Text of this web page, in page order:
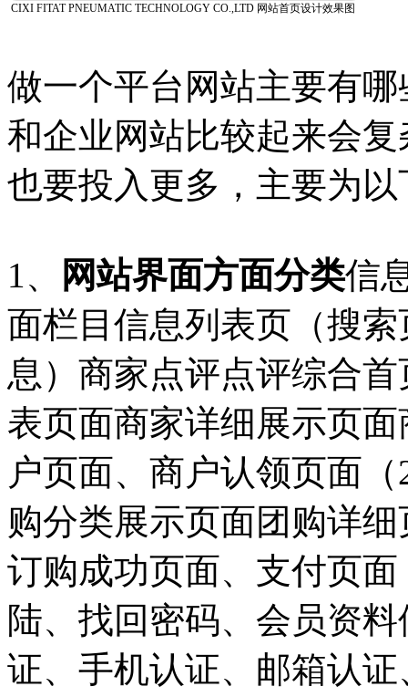
CIXI FITAT PNEUMATIC TECHNOLOGY CO.,LTD 网站首页设计效果图
做一个平台网站主要有
和企业网站比较起来会
也要投入更多，主要为以
1、 网站界面方面分类信
面栏目信息列表页（搜
息）商家点评点评综合
表页面商家详细展示页
户页面、商户认领页面
购分类展示页面团购详
订购成功页面、支付页
陆、找回密码、会员资
证、手机认证、邮箱认